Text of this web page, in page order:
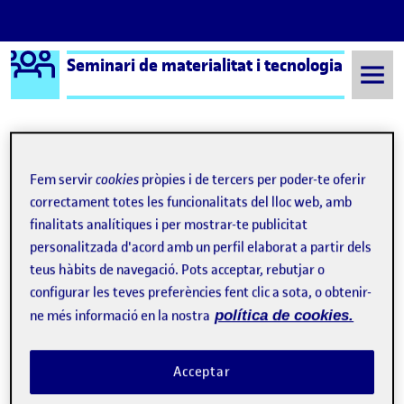
Saltar al contingut
Logo Ágora
Seminari de materialitat i tecnologia
Semestre 20222 - Aula 1
Publicat perVídeo PAC2 – Materialitat i Tecnologia
Publicat per
Jordi Llort Figuerola
Visibilitat:
Públic -Data de publicació
15 Maig 202324 juliol, 2023 4:25 pm
- comentariel Vídeo PAC2 – Materialitat i
Fem servircookies pròpies i de tercers per poder-te oferir
correctament totes les funcionalitats del lloc web, amb
finalitats analítiques i per mostrar-te publicitat
personalitzada d'acord amb un perfil elaborat a partir dels
teus hàbits de navegació. Pots acceptar, rebutjar o
configurar les teves preferències fent clic a sota, o obtenir-
ne més informació en la nostra política de cookies.
Acceptar